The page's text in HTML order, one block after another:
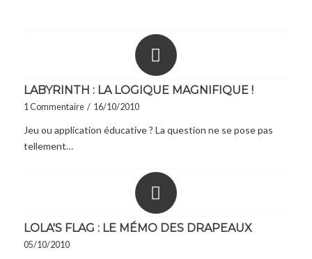
LABYRINTH : LA LOGIQUE MAGNIFIQUE !
1 Commentaire / 16/10/2010
Jeu ou application éducative ? La question ne se pose pas
tellement…
LOLA'S FLAG : LE MÉMO DES DRAPEAUX
05/10/2010